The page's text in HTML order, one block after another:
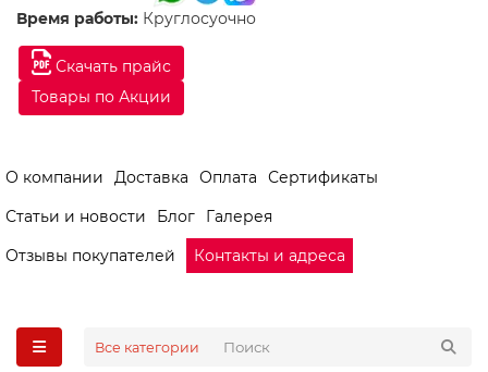
Скачать прайс
Товары по Акции
Время работы: Круглосуочно
О компании Доставка Оплата
Сертификаты
Статьи и новости
Блог
Галерея
Отзывы покупателей
Контакты и адреса
Все категории